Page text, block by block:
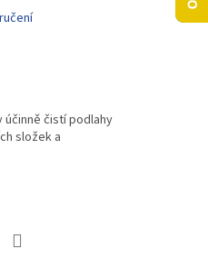
účinně čistí podlahy
složek a